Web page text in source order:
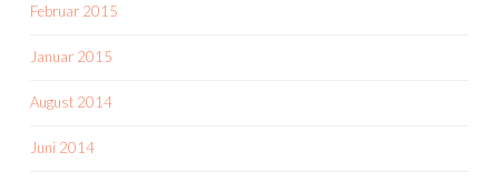
Februar 2015
Januar 2015
August 2014
Juni 2014